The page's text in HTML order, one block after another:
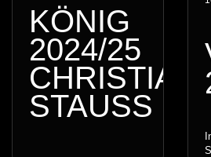
KÖNIG
2024/25
CHRISTIAN
STAUSS